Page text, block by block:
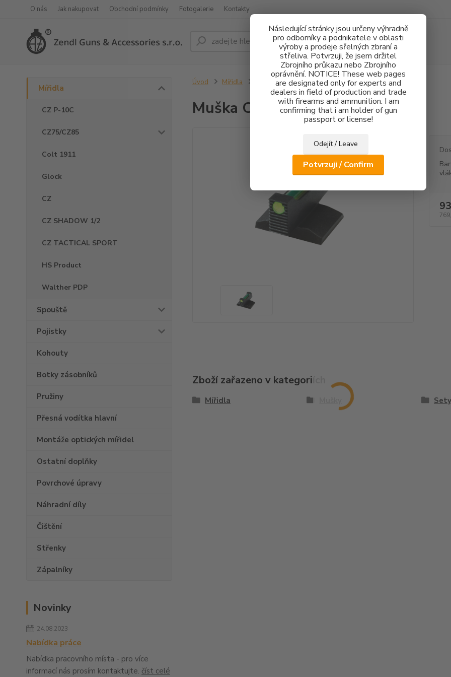
Následující stránky jsou určeny výhradně
pro odborníky a podnikatele v oblasti
výroby a prodeje sřelných zbraní a
střeliva. Potvrzuji, že jsem držitel
Zbrojního průkazu nebo Zbrojního
oprávnění. NOTICE! These web pages
are designated only for experts and
dealers in field of production and trade
with firearms and ammunition. I am
confirming that i am holder of gun
passport or license!
Odejít / Leave
Potvrzuji / Confirm
O nás Jak nakupovat Obchodní podmínky Fotogalerie Kontakty
Hledat
Mířidla
CZ P-10C
CZ75/CZ85
Colt 1911
Glock
CZ
CZ SHADOW 1/2
CZ TACTICAL SPORT
HS Product
Walther PDP
Spouště
Pojistky
Kohouty
Botky zásobníků
Pružiny
Přesná vodítka hlavní
Montáže optických mířidel
Ostatní doplňky
Povrchové úpravy
Náhradní díly
Čištění
Střenky
Zápalníky
Novinky
24.08.2023
Nabídka práce
Nabídka pracovního místa - pro více
informací nás prosím kontaktujte. číst celé
Úvod Mířidla Muška Colt FO 1,5mm
Muška Colt FO 1,5mm
Zboží zařazeno v kategoriích
Mířidla Sety